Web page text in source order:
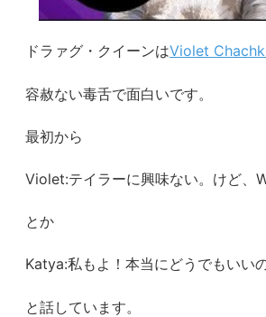
ドラァグ・クイーンはViolet
容赦ない毒舌で面白いです。
最初から
Violet:テイラーに興味ない。けど、
とか
Katya:私もよ！本当にどうでもいい
と話しています。